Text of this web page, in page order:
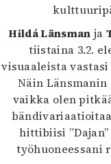
Hildá Länsman ja
tiistaina 3.2.
visuaaleista
Näin
vaikka olen
hittibiisi
työhuoneessani